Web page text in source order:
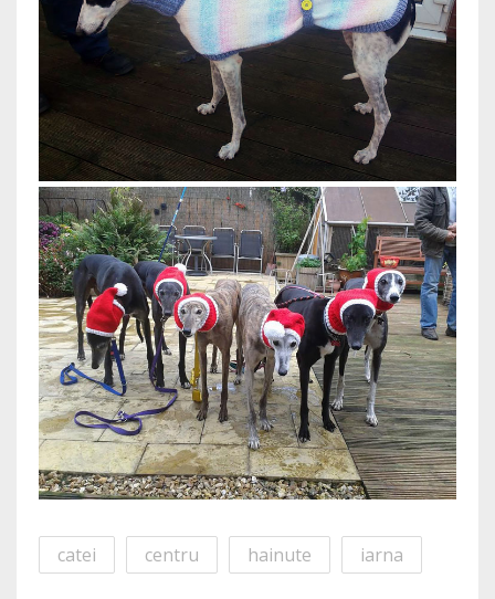
catei centru hainute iarna